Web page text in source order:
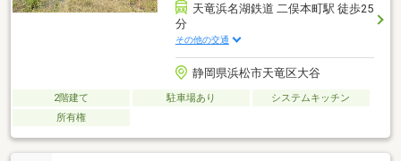
天竜浜名湖鉄道 二俣本町駅 徒歩25
分
その他の交通
静岡県浜松市天竜区大谷
2階建て 駐車場あり
システムキッチン
所有権